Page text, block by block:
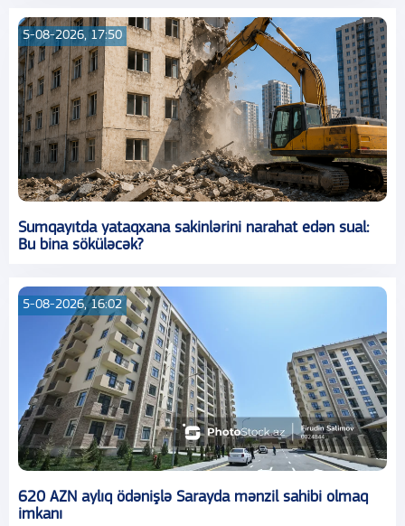
5-08-2026, 17:50
Sumqayıtda yataqxana sakinlərini narahat edən sual:
Bu bina söküləcək?
5-08-2026, 16:02
620 AZN aylıq ödənişlə Sarayda mənzil sahibi olmaq
imkanı